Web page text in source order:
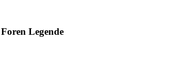
Legende